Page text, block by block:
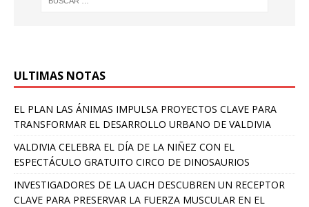
ULTIMAS NOTAS
EL PLAN LAS ÁNIMAS IMPULSA PROYECTOS CLAVE PARA
TRANSFORMAR EL DESARROLLO URBANO DE VALDIVIA
VALDIVIA CELEBRA EL DÍA DE LA NIÑEZ CON EL
ESPECTÁCULO GRATUITO CIRCO DE DINOSAURIOS
INVESTIGADORES DE LA UACH DESCUBREN UN RECEPTOR
CLAVE PARA PRESERVAR LA FUERZA MUSCULAR EN EL